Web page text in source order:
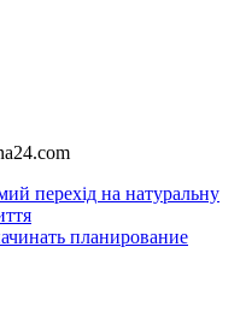
перехід на натуральну
планирование